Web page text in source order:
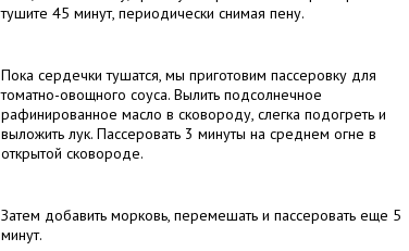
тушите 45 минут, периодически снимая пену.
Пока сердечки тушатся, мы приготовим пассеровку для
томатно-овощного соуса. Вылить подсолнечное
рафинированное масло в сковороду, слегка подогреть и
выложить лук. Пассеровать 3 минуты на среднем огне в
открытой сковороде.
Затем добавить морковь, перемешать и пассеровать еще 5
минут.